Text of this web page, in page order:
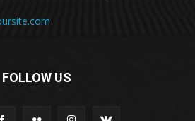
FOLLOW US